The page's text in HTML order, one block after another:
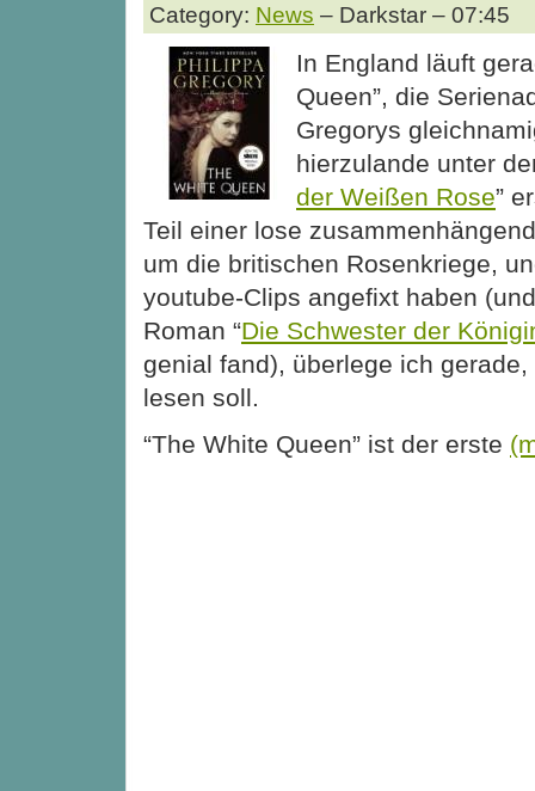
Category: News – Darkstar – 07:45
In England läuft
Queen”, die
Gregorys
hierzulande unter
der Weißen Rose”
Teil einer lose
um die britischen Rosenkriege,
youtube-Clips angefixt haben
Roman “Die Schwester der
genial fand), überlege ich
lesen soll.
“The White Queen” ist der erste